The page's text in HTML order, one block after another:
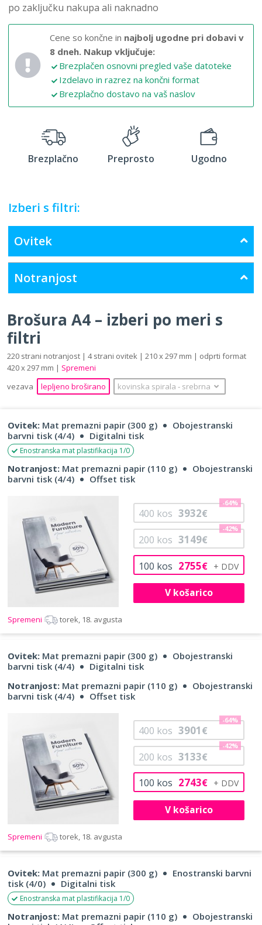
po zaključku nakupa ali naknadno
Cene so končne in najbolj ugodne pri dobavi v
8 dneh. Nakup vključuje:
Brezplačen osnovni pregled vaše datoteke
Izdelavo in razrez na končni format
Brezplačno dostavo na vaš naslov
Brezplačno Preprosto Ugodno
Izberi s filtri:
Ovitek
Notranjost
Brošura A4 – izberi po meri s
filtri
220 strani notranjost | 4 strani ovitek | 210 x 297 mm | odprti format
420 x 297 mm | Spremeni
vezava
lepljeno broširano kovinska spirala ‐ srebrna
Ovitek: Mat premazni papir (300 g)
Obojestranski
barvni tisk (4/4)
Digitalni tisk
Enostranska mat plastifikacija 1/0
Notranjost: Mat premazni papir (110 g)
Obojestranski
barvni tisk (4/4)
Offset tisk
100 kos 2755€
200 kos 3149€
-42%
400 kos 3932€
-64%
V košarico
Spremeni torek, 18. avgusta
Ovitek: Mat premazni papir (300 g)
Obojestranski
barvni tisk (4/4)
Digitalni tisk
Notranjost: Mat premazni papir (110 g)
Obojestranski
barvni tisk (4/4)
Offset tisk
100 kos 2743€
200 kos 3133€
-42%
400 kos 3901€
-64%
V košarico
Spremeni torek, 18. avgusta
Ovitek: Mat premazni papir (300 g)
Enostranski barvni
tisk (4/0)
Digitalni tisk
Enostranska mat plastifikacija 1/0
Notranjost: Mat premazni papir (110 g)
Obojestranski